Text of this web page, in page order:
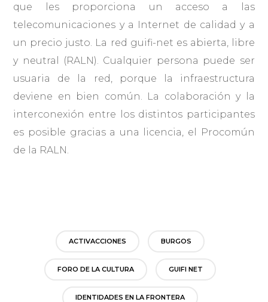
que les proporciona un acceso a las
telecomunicaciones y a Internet de calidad y a
un precio justo. La red guifi-net es abierta, libre
y neutral (RALN). Cualquier persona puede ser
usuaria de la red, porque la infraestructura
deviene en bien común. La colaboración y la
interconexión entre los distintos participantes
es posible gracias a una licencia, el Procomún
de la RALN.
ACTIVACCIONES BURGOS
FORO DE LA CULTURA GUIFI NET
IDENTIDADES EN LA FRONTERA